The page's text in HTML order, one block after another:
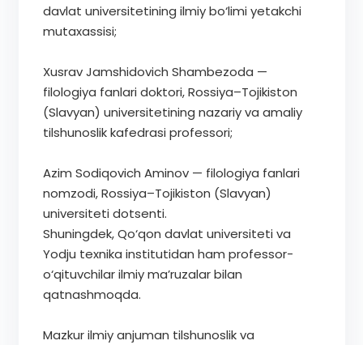
davlat universitetining ilmiy bo‘limi yetakchi
mutaxassisi;
Xusrav Jamshidovich Shambezoda —
filologiya fanlari doktori, Rossiya–Tojikiston
(Slavyan) universitetining nazariy va amaliy
tilshunoslik kafedrasi professori;
Azim Sodiqovich Aminov — filologiya fanlari
nomzodi, Rossiya–Tojikiston (Slavyan)
universiteti dotsenti.
Shuningdek, Qo‘qon davlat universiteti va
Yodju texnika institutidan ham professor-
o‘qituvchilar ilmiy ma’ruzalar bilan
qatnashmoqda.
Mazkur ilmiy anjuman tilshunoslik va